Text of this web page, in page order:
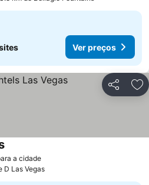
Ver preços
Partilhar
a cidade
D Las Vegas